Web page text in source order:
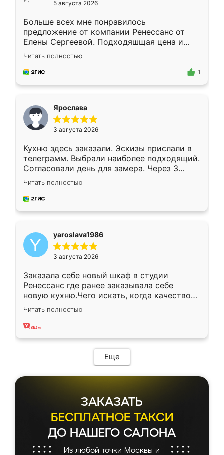
5 августа 2026
Больше всех мне понравилось
предложение от компании Ренессанс от
Елены Сергеевой. Подходяшщая цена и
короткие сроки изготовления. Приехавший
для замера сотрудник Владислав
предложил по моему эскизу самый
Читать полностью
1
Ярослава
3 августа 2026
Кухню здесь заказали. Эскизы прислали в
телеграмм. Выбрали наиболее подходящий.
Согласовали день для замера. Через 3
недели кухня была уже готова. Остались
довольны работой. Спасибо Ренессанс
мебель за качественную работу!
Читать полностью
yaroslava1986
3 августа 2026
Заказала себе новый шкаф в студии
Ренессанс где ранее заказывала себе
новую кухню.Чего искать, когда качеством
вполне довольна. Служит кухня уже почти
два года, нареканий нет.
Читать полностью
Еще
ЗАКАЗАТЬ
БЕСПЛАТНОЕ ТАКСИ
ДО НАШЕГО САЛОНА
Из любой точки Москвы и